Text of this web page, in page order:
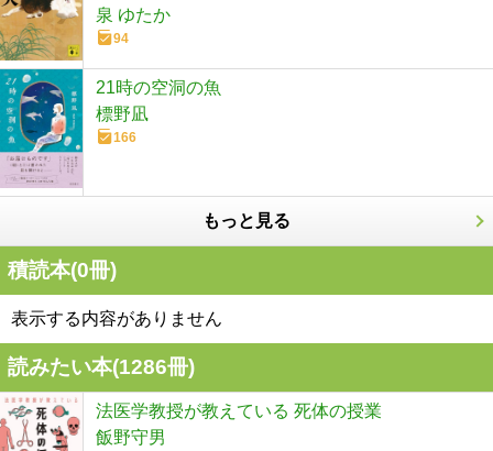
泉 ゆたか
94
21時の空洞の魚
標野凪
166
もっと見る
積読本(0冊)
表示する内容がありません
読みたい本(1286冊)
法医学教授が教えている 死体の授業
飯野守男